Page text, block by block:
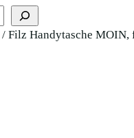
/ Filz Handytasche MOIN,